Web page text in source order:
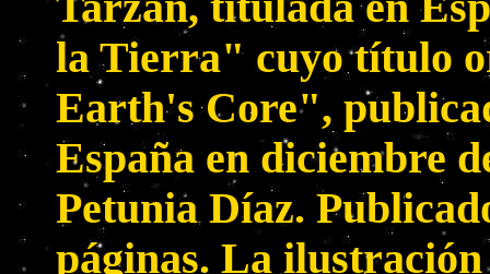
la Tierra" cuyo título
Earth's Core",
España en diciembre
Petunia Díaz.
páginas. La